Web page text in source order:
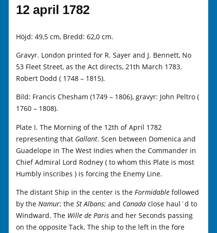
12 april 1782
Höjd: 49,5 cm, Bredd: 62,0 cm.
Gravyr. London printed for R. Sayer and J. Bennett, No
53 Fleet Street, as the Act directs, 21th March 1783.
Robert Dodd ( 1748 – 1815).
Bild: Francis Chesham (1749 – 1806), gravyr: John Peltro (
1760 – 1808).
Plate I. The Morning of the 12th of April 1782
representing that Gallant. Scen between Domenica and
Guadelope in The West Indies when the Commander in
Chief Admiral Lord Rodney ( to whom this Plate is most
Humbly inscribes ) is forcing the Enemy Line.
The distant Ship in the center is the Formidable followed
by the Namur; the St Albans; and Canada close haul´d to
Windward. The Wille de Paris and her Seconds passing
on the opposite Tack. The ship to the left in the fore